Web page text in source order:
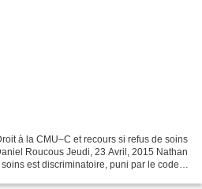
à la CMU–C et recours si refus de soins
Roucous Jeudi, 23 Avril, 2015 Nathan
est discriminatoire, puni par le code